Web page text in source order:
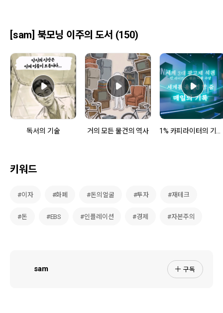
[sam] 북모닝 이주의 도서 (150)
독서의 기술 거의 모든 물건의 역사
키워드
#이자 #화폐 #돈의얼굴 #투자 #재테크
#돈 #EBS #인플레이션 #경제 #자본주의
sam 구독